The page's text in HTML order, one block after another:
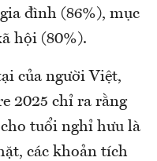
đình (86%), mục
hội (80%).
của người Việt,
2025 chỉ ra rằng
tuổi nghỉ hưu là
các khoản tích